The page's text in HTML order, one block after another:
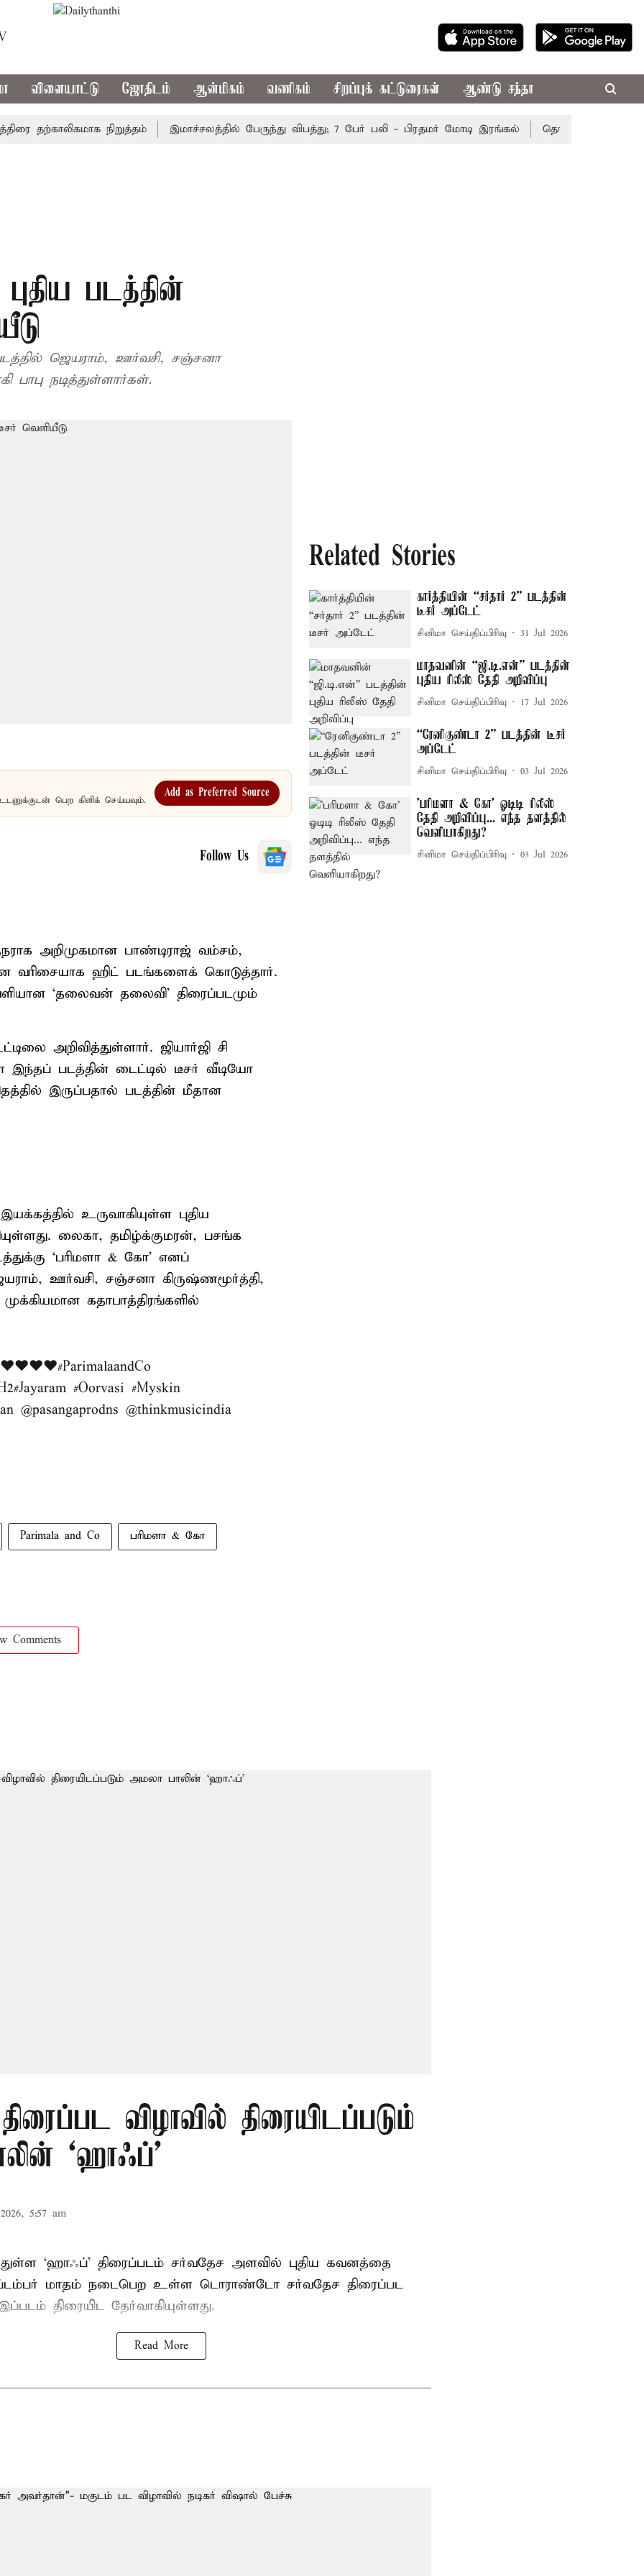
விளையாட்டு ஜோதிடம் ஆன்மிகம் வணிகம் சிறப்புக் கட்டுரைகள் ஆண்டு சந்தா
நிறுத்தம் இமாச்சலத்தில் பேருந்து விபத்து; 7 பேர் பலி - பிரதமர் மோடி இரங்கல் தொகுதி மறுவரையறை
படத்தின்
ஜெயராம், ஊர்வசி, சஞ்சனா
கிருஷ்ணமூர்த்தி, மிஷ்கின், சாண்டி, யோகி பாபு நடித்துள்ளார்கள்.
பெற கிளிக் செய்யவும்.
Add as Preferred Source
Follow Us
அறிமுகமான பாண்டிராஜ் வம்சம்,
வரிசையாக ஹிட் படங்களைக் கொடுத்தார்.
‘தலைவன் தலைவி’ திரைப்படமும்
அறிவித்துள்ளார். ஜியார்ஜி சி
இந்தப் படத்தின் டைட்டில் டீசர் வீடியோ
இருப்பதால் படத்தின் மீதான
உருவாகியுள்ள புதிய
லைகா, தமிழ்க்குமரன், பசங்க
‘பரிமளா & கோ’ எனப்
ஊர்வசி, சஞ்சனா கிருஷ்ணமூர்த்தி,
கதாபாத்திரங்களில்
#ParimalaandCo
#Jayaram #Oorvasi #Myskin
@pasangaprodns @thinkmusicindia
Parimala and Co பரிமளா & கோ
Comments
Related Stories
கார்த்தியின் “சர்தார் 2” படத்தின்
டீசர் அப்டேட்
சினிமா செய்திப்பிரிவு 31 Jul 2026
மாதவனின் “ஜி.டி.என்” படத்தின்
புதிய ரிலீஸ் தேதி அறிவிப்பு
சினிமா செய்திப்பிரிவு 17 Jul 2026
“ரேனிகுண்டா 2” படத்தின் டீசர்
அப்டேட்
சினிமா செய்திப்பிரிவு 03 Jul 2026
'பரிமளா & கோ' ஓடிடி ரிலீஸ்
தேதி அறிவிப்பு... எந்த தளத்தில்
வெளியாகிறது?
சினிமா செய்திப்பிரிவு 03 Jul 2026
விழாவில் திரையிடப்படும்
‘ஹாஃப்’
5:57 am
‘ஹாஃப்’ திரைப்படம் சர்வதேச அளவில் புதிய கவனத்தை
மாதம் நடைபெற உள்ள டொராண்டோ சர்வதேச திரைப்பட
திரையிட தேர்வாகியுள்ளது.
Read More